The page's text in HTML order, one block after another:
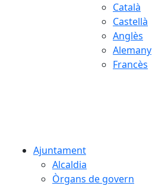
Català
Castellà
Anglès
Alemany
Francès
Ajuntament
Alcaldia
Òrgans de govern